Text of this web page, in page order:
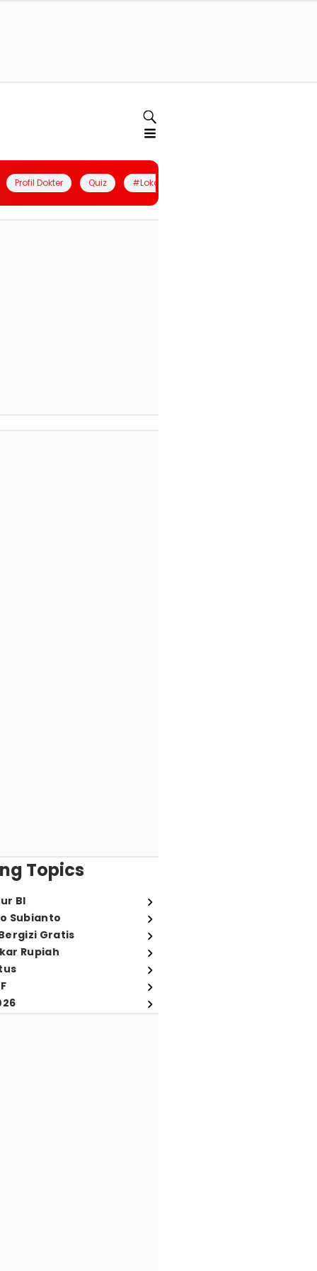
Profil Dokter Quiz #LokalBerdaya
Topics
BI
Subianto
Gratis
Rupiah